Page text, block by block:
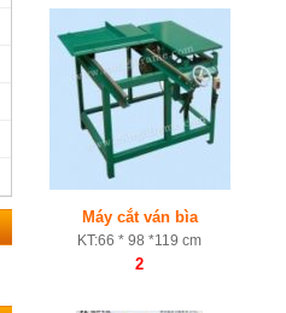
Máy cắt ván bìa
KT:66 * 98 *119 cm
2